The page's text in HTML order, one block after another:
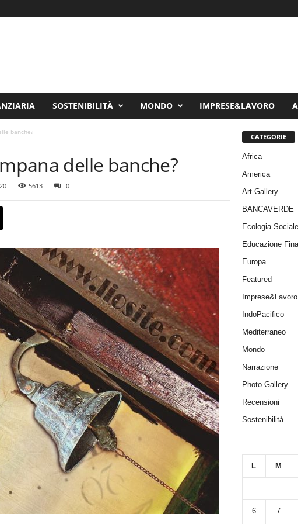
SOSTENIBILITÀ MONDO IMPRESE&LAVORO
banche?
delle banche?
5613 0
CATEGORIE
Africa
America
Art Gallery
BANCAVERDE
Ecologia
Educazione
Europa
Featured
Imprese&Lavoro
IndoPacifico
Mediterraneo
Mondo
Narrazione
Photo Gallery
Recensioni
Sostenibilità
L M
6 7